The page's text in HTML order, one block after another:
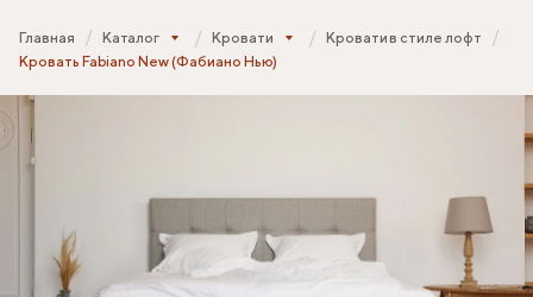
Главная Каталог Кровати
Кровати в стиле лофт
Кровать Fabiano New (Фабиано Нью)